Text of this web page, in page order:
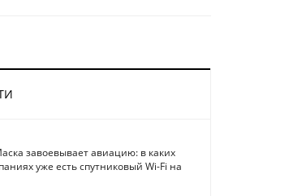
завоевывает авиацию: в каких
уже есть спутниковый Wi-Fi на